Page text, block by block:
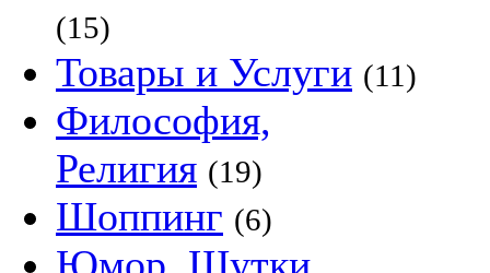
(15)
Товары и Услуги (11)
Философия,
Религия (19)
Шоппинг (6)